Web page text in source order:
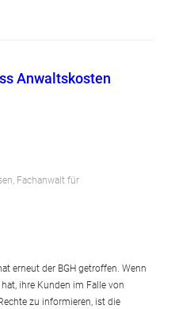
Anwaltskosten
Fachanwalt für
erneut der BGH getroffen. Wenn
ihre Kunden im Falle von
zu informieren, ist die